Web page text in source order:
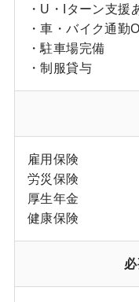
・U・Iターン支援
・車・バイク通勤
・駐車場完備
・制服貸与
雇用保険
労災保険
厚生年金
健康保険